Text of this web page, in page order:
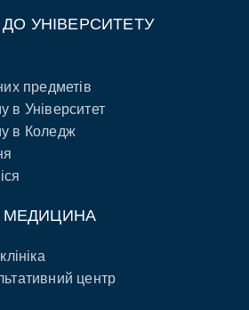
УНІВЕРСИТЕТУ
предметів
в Університет
в Коледж
МЕДИЦИНА
центр